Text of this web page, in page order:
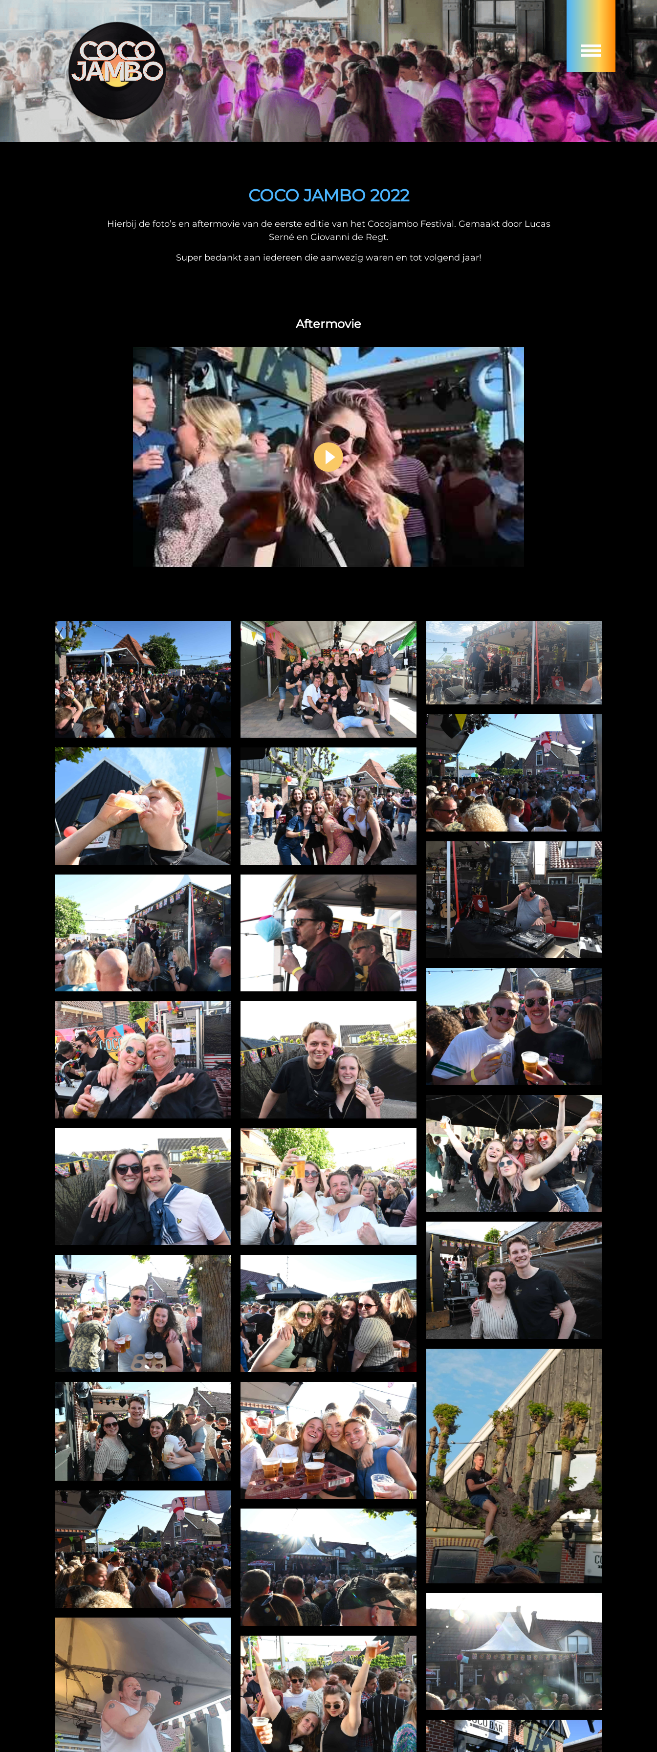
COCO JAMBO 2022
Hierbij de foto’s en aftermovie van de eerste editie van het Cocojambo Festival. Gemaakt door Lucas
Serné en Giovanni de Regt.
Super bedankt aan iedereen die aanwezig waren en tot volgend jaar!
Aftermovie